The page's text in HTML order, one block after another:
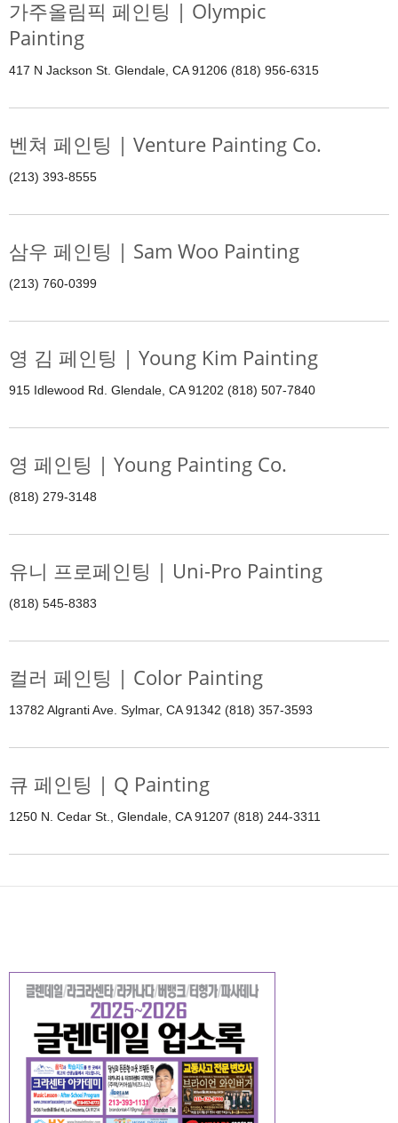
가주올림픽 페인팅 | Olympic
Painting
417 N Jackson St. Glendale, CA 91206 (818) 956-6315
벤쳐 페인팅 | Venture Painting Co.
(213) 393-8555
삼우 페인팅 | Sam Woo Painting
(213) 760-0399
영 김 페인팅 | Young Kim Painting
915 Idlewood Rd. Glendale, CA 91202 (818) 507-7840
영 페인팅 | Young Painting Co.
(818) 279-3148
유니 프로페인팅 | Uni-Pro Painting
(818) 545-8383
컬러 페인팅 | Color Painting
13782 Algranti Ave. Sylmar, CA 91342 (818) 357-3593
큐 페인팅 | Q Painting
1250 N. Cedar St., Glendale, CA 91207 (818) 244-3311